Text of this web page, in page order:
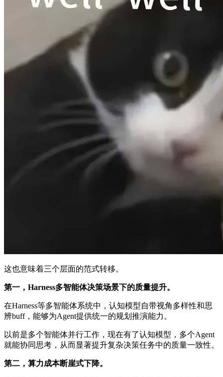
这也意味着三个层面的范式转移。
第一，Harness多智能体决策场景下的质量提升。
在Harness等多智能体系统中，认知模型自带视角多样性和思
辨buff，能够为Agent提供统一的规划推演能力。
以前是多个智能体并行工作，现在有了认知模型，多个Agent
就能协同思考，从而显著提升复杂决策任务中的质量一致性。
第二，算力成本断崖式下降。